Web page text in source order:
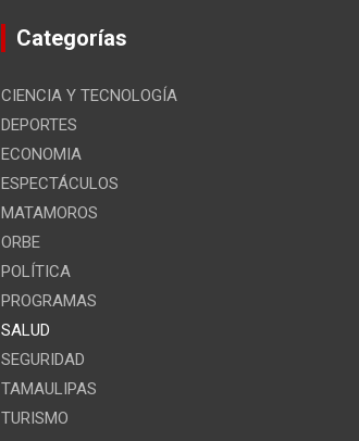
Categorías
CIENCIA Y TECNOLOGÍA
DEPORTES
ECONOMIA
ESPECTÁCULOS
MATAMOROS
ORBE
POLÍTICA
PROGRAMAS
SALUD
SEGURIDAD
TAMAULIPAS
TURISMO